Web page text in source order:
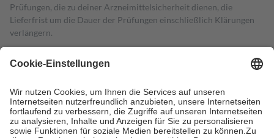
Prüfungen, die zu deiner Arzneimittelsicherheit dienen, die
Lieferfrist um die Dauer der Prüfungen einschließlich Klärungen
verlängern.
Rezept aus und der Patient erhält sie in der Apotheke. Die
Kosten dafür, der Versicherte trägt einen Teil davon als Zuzahlung
mit.
Grundsätzlich leisten Mitglieder Zuzahlungen in Höhe von zehn
Prozent des Abgabepreises,mindestensjedochfünf Euround